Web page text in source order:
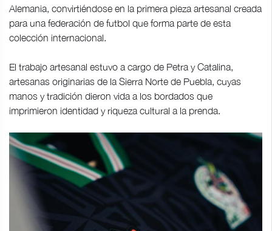
Alemania, convirtiéndose en la primera pieza artesanal creada
para una federación de futbol que forma parte de esta
colección internacional.
El trabajo artesanal estuvo a cargo de Petra y Catalina,
artesanas originarias de la Sierra Norte de Puebla, cuyas
manos y tradición dieron vida a los bordados que
imprimieron identidad y riqueza cultural a la prenda.